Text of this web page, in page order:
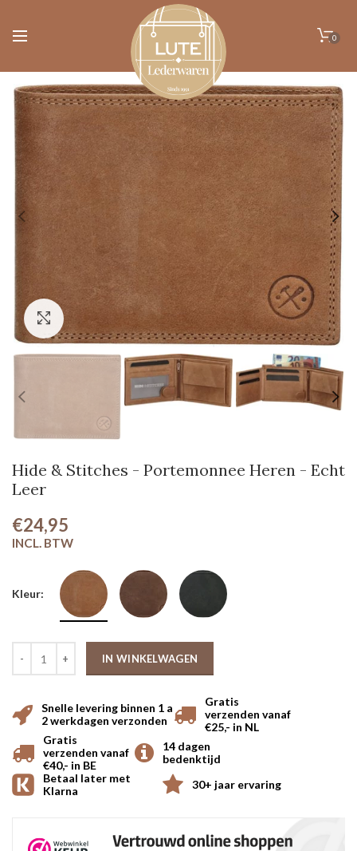
0
Klik om te vergroten
Hide & Stitches - Portemonnee Heren - Echt
Leer
€24,95
Kleur:
IN WINKELWAGEN
Snelle levering binnen 1 a
2 werkdagen verzonden
Gratis
verzenden vanaf
€25,- in NL
Gratis
verzenden vanaf
€40,- in BE
14 dagen
bedenktijd
Betaal later met
Klarna
30+ jaar ervaring